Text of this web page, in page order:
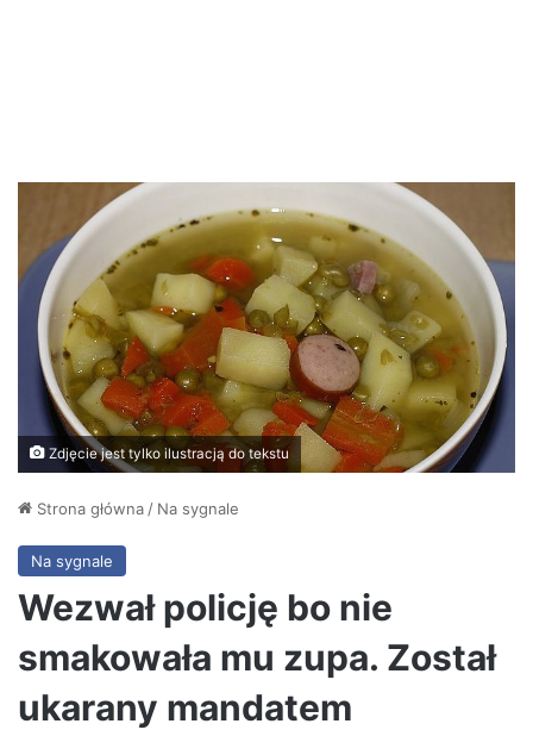
Zdjęcie jest tylko ilustracją do tekstu
Strona główna / Na sygnale
Na sygnale
Wezwał policję bo nie
smakowała mu zupa. Został
ukarany mandatem